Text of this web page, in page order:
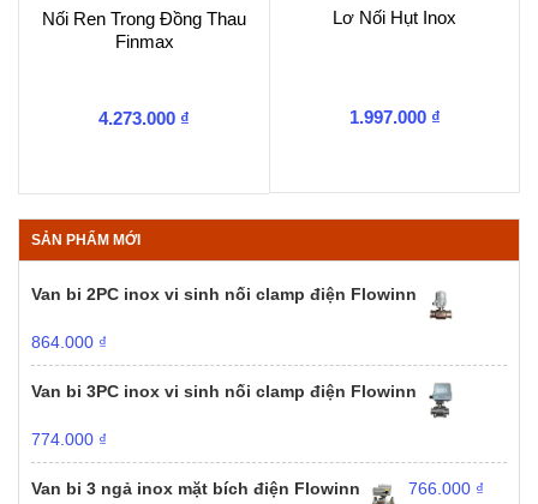
Nối Ren Trong Đồng Thau
Finmax
4.273.000 ₫
Lơ Nối Hụt Inox
1.997.000 ₫
SẢN PHẨM MỚI
Van bi 2PC inox vi sinh nối clamp điện Flowinn
864.000 ₫
Van bi 3PC inox vi sinh nối clamp điện Flowinn
774.000 ₫
Van bi 3 ngả inox mặt bích điện Flowinn 766.000 ₫